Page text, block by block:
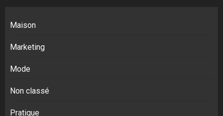
Maison
Marketing
Mode
Non classé
Pratique